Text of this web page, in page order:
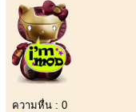
ความหื่น : 0